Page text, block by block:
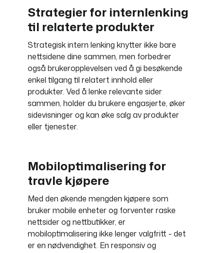
Strategier for internlenking
til relaterte produkter
Strategisk intern lenking knytter ikke bare
nettsidene dine sammen, men forbedrer
også brukeropplevelsen ved å gi besøkende
enkel tilgang til relatert innhold eller
produkter. Ved å lenke relevante sider
sammen, holder du brukere engasjerte, øker
sidevisninger og kan øke salg av produkter
eller tjenester.
Mobiloptimalisering for
travle kjøpere
Med den økende mengden kjøpere som
bruker mobile enheter og forventer raske
nettsider og nettbutikker, er
mobiloptimalisering ikke lenger valgfritt - det
er en nødvendighet. En responsiv og